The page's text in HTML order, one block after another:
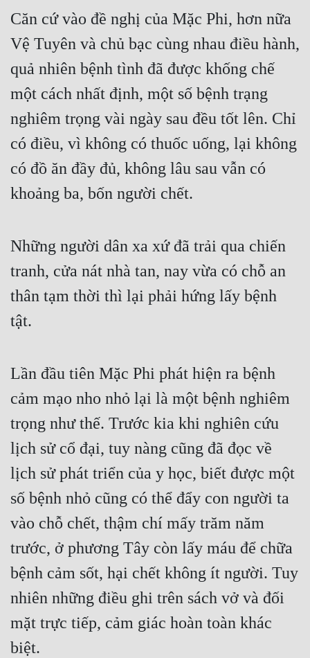
Căn cứ vào đề nghị của Mặc Phi, hơn nữa
Vệ Tuyên và chủ bạc cùng nhau điều hành,
quả nhiên bệnh tình đã được khống chế
một cách nhất định, một số bệnh trạng
nghiêm trọng vài ngày sau đều tốt lên. Chỉ
có điều, vì không có thuốc uống, lại không
có đồ ăn đầy đủ, không lâu sau vẫn có
khoảng ba, bốn người chết.
Những người dân xa xứ đã trải qua chiến
tranh, cửa nát nhà tan, nay vừa có chỗ an
thân tạm thời thì lại phải hứng lấy bệnh
tật.
Lần đầu tiên Mặc Phi phát hiện ra bệnh
cảm mạo nho nhỏ lại là một bệnh nghiêm
trọng như thế. Trước kia khi nghiên cứu
lịch sử cổ đại, tuy nàng cũng đã đọc về
lịch sử phát triển của y học, biết được một
số bệnh nhỏ cũng có thể đẩy con người ta
vào chỗ chết, thậm chí mấy trăm năm
trước, ở phương Tây còn lấy máu để chữa
bệnh cảm sốt, hại chết không ít người. Tuy
nhiên những điều ghi trên sách vở và đối
mặt trực tiếp, cảm giác hoàn toàn khác
biệt.